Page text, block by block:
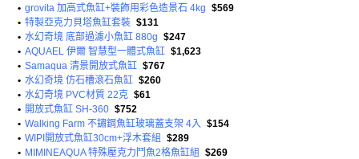
• grovita 加高式魚缸+裝飾用彩色造景石 4kg $569
• 特製亞克力貝塔魚缸套裝 $131
• 水幻奇境 底部過濾小魚缸 880g $247
• AQUAEL 伊爾 智慧型一體式魚缸 $1,623
• Samaqua 清景開放式魚缸 $767
• 水幻奇境 仿石槽滾石魚缸 $260
• 水幻奇境 PVC材質 22克 $61
• 開放式魚缸 SH-360 $752
• Walking Farm 不鏽鋼魚缸玻璃蓋支架 4入 $154
• WIPI開放式魚缸30cm+浮木套組
$289
• MIMINEAQUA 特殊壓克力鬥魚2格魚缸組
$269